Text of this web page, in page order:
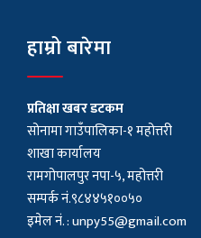
हाम्रो बारेमा
प्रतिक्षा खबर डटकम
सोनामा गाउँपालिका-१ महोत्तरी
शाखा कार्यालय
रामगोपालपुर नपा-५, महोत्तरी
सम्पर्क नं.९८४४५१००५०
इमेल नं. :unpy55@gmail.com